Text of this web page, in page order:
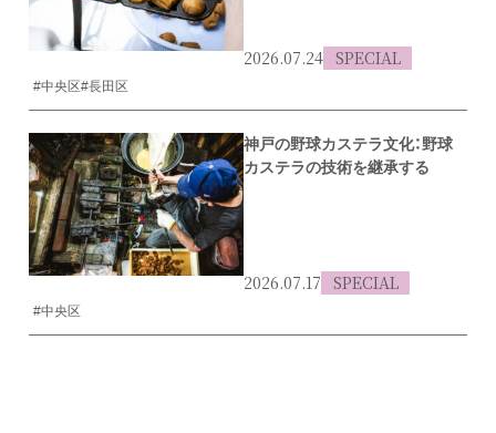
2026.07.24 SPECIAL
#中央区#長田区
神戸の野球カステラ文化：野球
カステラの技術を継承する
2026.07.17 SPECIAL
#中央区